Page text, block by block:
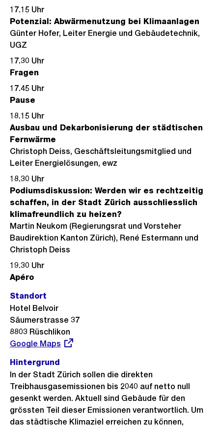
17.15 Uhr
Potenzial: Abwärmenutzung bei Klimaanlagen
Günter Hofer, Leiter Energie und Gebäudetechnik,
UGZ
17.30 Uhr
Fragen
17.45 Uhr
Pause
18.15 Uhr
Ausbau und Dekarbonisierung der städtischen
Fernwärme
Christoph Deiss, Geschäftsleitungsmitglied und
Leiter Energielösungen, ewz
18.30 Uhr
Podiumsdiskussion: Werden wir es rechtzeitig
schaffen, in der Stadt Zürich ausschliesslich
klimafreundlich zu heizen?
Martin Neukom (Regierungsrat und Vorsteher
Baudirektion Kanton Zürich), René Estermann und
Christoph Deiss
19.30 Uhr
Apéro
Standort
Hotel Belvoir
Säumerstrasse 37
8803 Rüschlikon
Externer
Google Maps
Hintergrund
In der Stadt Zürich sollen die direkten
Treibhausgasemissionen bis 2040 auf netto null
gesenkt werden. Aktuell sind Gebäude für den
grössten Teil dieser Emissionen verantwortlich. Um
das städtische Klimaziel erreichen zu können,